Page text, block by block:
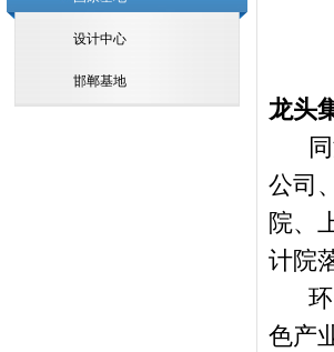
设计中心
邯郸基地
龙头
同
公司
院、
计院
环
色产